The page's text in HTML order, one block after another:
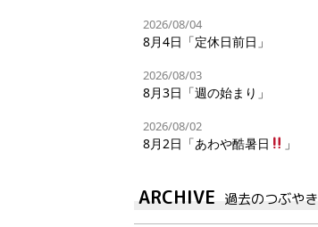
2026/08/04
8月4日「定休日前日」
2026/08/03
8月3日「週の始まり」
2026/08/02
8月2日「あわや酷暑日 」
ARCHIVE 過去のつぶやき